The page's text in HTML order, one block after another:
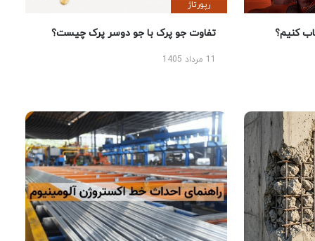
کنیم؟
رپورتاژ
تفاوت جو پرک با جو دوسر پرک چیست؟